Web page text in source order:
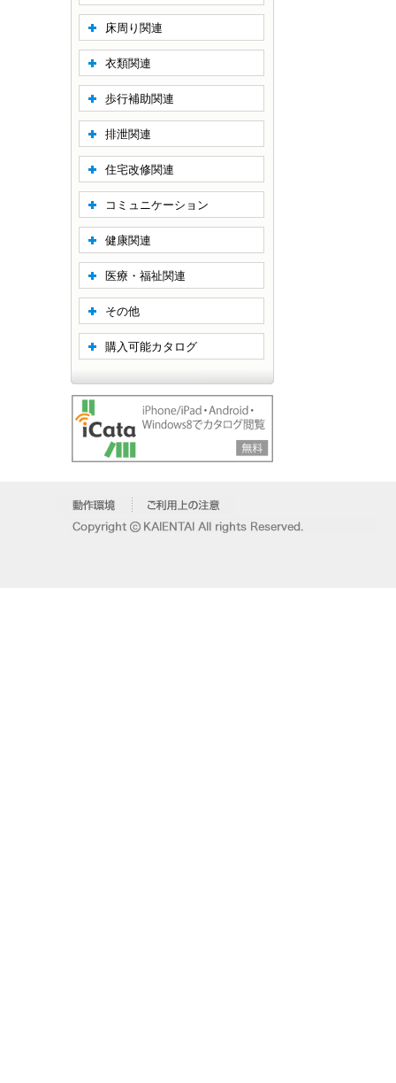
床周り関連
衣類関連
歩行補助関連
排泄関連
住宅改修関連
コミュニケーション
健康関連
医療・福祉関連
その他
購入可能カタログ